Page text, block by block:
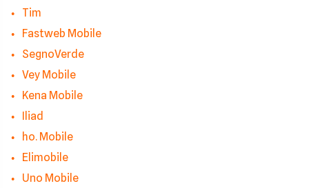
Tim
Fastweb Mobile
SegnoVerde
Vey Mobile
Kena Mobile
Iliad
ho. Mobile
Elimobile
Uno Mobile